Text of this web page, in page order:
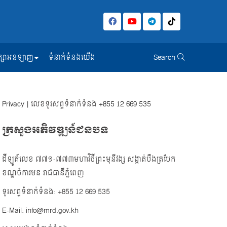
សាអនឡាញ ទំនាក់ទំនងយើង Search
Privacy | លេខទូរសព្ទទំនាក់ទំនង +855 12 669 535
ក្រសួងអភិវឌ្ឍន៍ជនបទ
ដីឡូត៍លេខ ៧៧១-៧៧៣មហាវិថីព្រះមុនីវង្ស សង្កាត់បឹងត្របែក
ខណ្ឌចំការមន រាជធានីភ្នំពេញ
ទូរសព្ទទំនាក់ទំនង: +855 12 669 535
E-Mail: info@mrd.gov.kh